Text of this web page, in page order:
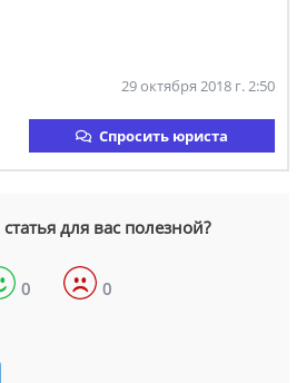
29 октября 2018 г. 2:50
Спросить юриста
для вас полезной?
0 0